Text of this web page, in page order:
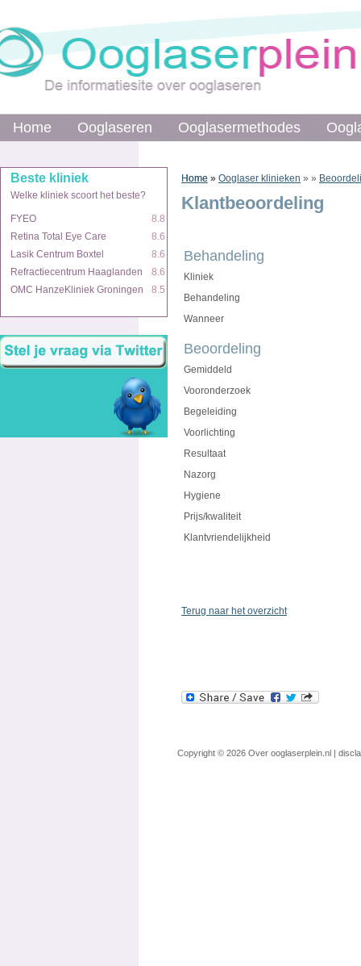
Home Ooglaseren Ooglasermethodes
Beste kliniek
Welke kliniek scoort het beste?
FYEO
8.8
Retina Total Eye Care
8.6
Lasik Centrum Boxtel
8.6
Refractiecentrum Haaglanden
8.6
OMC HanzeKliniek Groningen
8.5
Home »
Home Ooglaseren Ooglasermethodes
Beste kliniek
Welke kliniek scoort het beste?
FYEO
8.8
Retina Total Eye Care
8.6
Lasik Centrum Boxtel
8.6
Refractiecentrum Haaglanden
8.6
OMC HanzeKliniek Groningen
8.5
Home » Ooglaser klinieken » »
Klantbeoordeling
Behandeling
Kliniek
Behandeling
Wanneer
Beoordeling
Gemiddeld
Vooronderzoek
Begeleiding
Voorlichting
Resultaat
Nazorg
Hygiene
Prijs/kwaliteit
Klantvriendelijkheid
Terug naar het overzicht
Copyright © 2026 Over ooglaserplein.nl |